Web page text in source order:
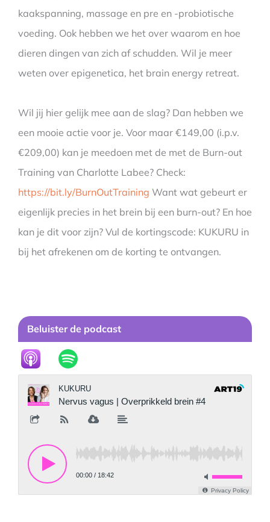
kaakspanning, massage en pre en -probiotische
voeding. Ook hebben we het over waarom en hoe
dieren dingen van zich af schudden. Wil je meer
weten over epigenetica, het brain energy retreat.
Wil jij hier gelijk mee aan de slag? Dan hebben we
een mooie actie voor je. Voor maar €149,00 (i.p.v.
€209,00) kan je meedoen met de met de Burn-out
Training van Charlotte Labee? Check:
https://bit.ly/BurnOutTraining Want wat gebeurt er
eigenlijk precies in het brein bij een burn-out? En hoe
kan je dit voor zijn? Vul de kortingscode: KUKURU in
bij het afrekenen om de korting te ontvangen.
Beluister de podcast